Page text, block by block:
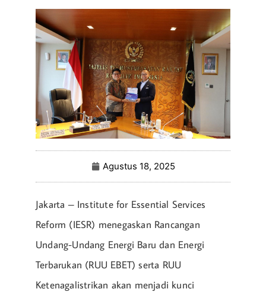
Agustus 18, 2025
Jakarta – Institute for Essential Services
Reform (IESR) menegaskan Rancangan
Undang-Undang Energi Baru dan Energi
Terbarukan (RUU EBET) serta RUU
Ketenagalistrikan akan menjadi kunci